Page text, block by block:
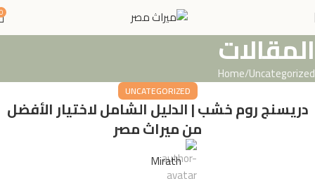
المقالات
Home Uncategorized
UNCATEGORIZED
دريسنج روم خشب | الدليل الشامل لاختيار الأفضل
من ميراث مصر
Mirath